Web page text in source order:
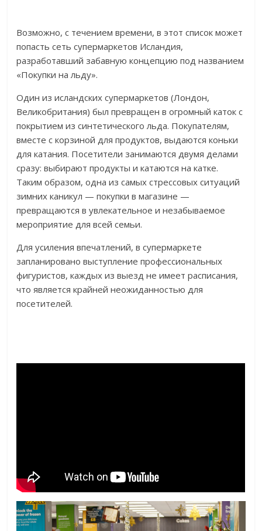
Возможно, с течением времени, в этот список может
попасть сеть супермаркетов Исландия,
разработавший забавную концепцию под названием
«Покупки на льду».
Один из исландских супермаркетов (Лондон,
Великобритания) был превращен в огромный каток с
покрытием из синтетического льда. Покупателям,
вместе с корзиной для продуктов, выдаются коньки
для катания. Посетители занимаются двумя делами
сразу: выбирают продукты и катаются на катке.
Таким образом, одна из самых стрессовых ситуаций
зимних каникул — покупки в магазине —
превращаются в увлекательное и незабываемое
мероприятие для всей семьи.
Для усиления впечатлений, в супермаркете
запланировано выступление профессиональных
фигуристов, каждых из выезд не имеет расписания,
что является крайней неожиданностью для
посетителей.